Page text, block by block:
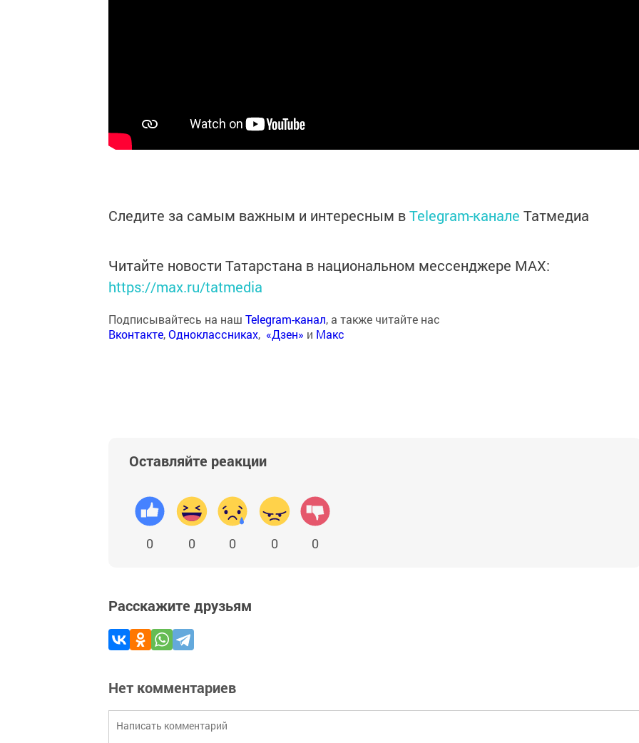
Следите за самым важным и интересным вTelegram-канале Татмедиа
Читайте новости Татарстана в национальном мессенджере MАХ:
https://max.ru/tatmedia
Подписывайтесь на наш Telegram-канал, а также читайте нас
Вконтакте,Одноклассниках, «Дзен» и Макс
Оставляйте реакции
0 0 0 0 0
Расскажите друзьям
Нет комментариев